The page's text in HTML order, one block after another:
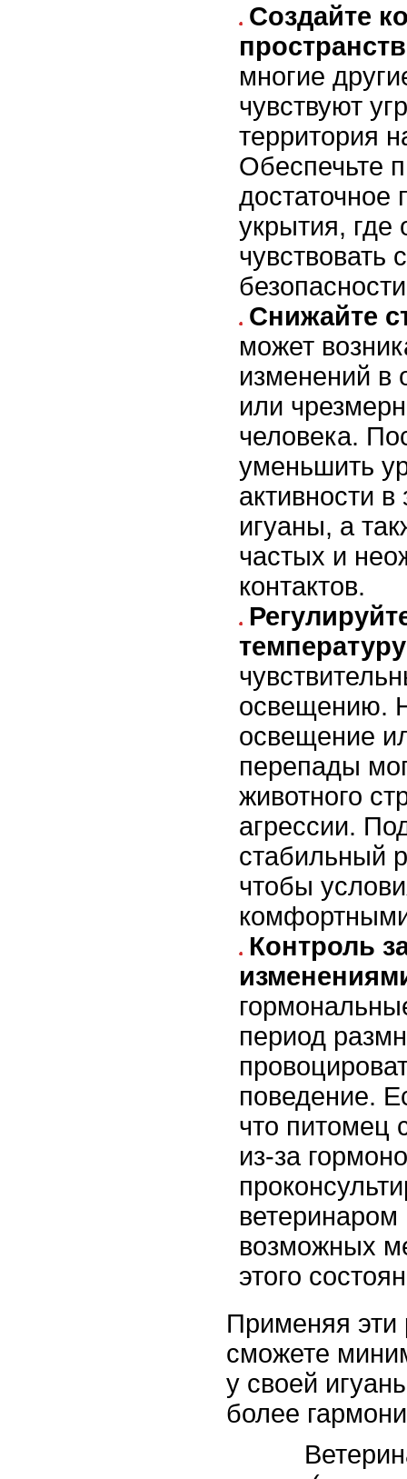
Создайте
многие
чувствуют
территория
Обеспечьте
достаточное
укрытия, где
чувствовать
Снижайте
может
изменений в
или
человека.
уменьшить
активности
игуаны, а
частых и
контактов.
температуру
освещению.
освещение
перепады
животного
агрессии.
стабильный
чтобы
Контроль
период
поведение.
что питомец
из-за
ветеринаром
возможных
этого
Применяя
сможете
у своей
более